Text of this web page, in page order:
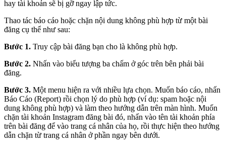
hay tài khoản sẽ bị gỡ ngay lập tức.
Thao tác báo cáo hoặc chặn nội dung không phù hợp từ một bài
đăng cụ thể như sau:
Bước 1. Truy cập bài đăng bạn cho là không phù hợp.
Bước 2. Nhấn vào biểu tượng ba chấm ở góc trên bên phải bài
đăng.
Bước 3. Một menu hiện ra với nhiều lựa chọn. Muốn báo cáo, nhấn
Báo Cáo (Report) rồi chọn lý do phù hợp (ví dụ: spam hoặc nội
dung không phù hợp) và làm theo hướng dẫn trên màn hình. Muốn
chặn tài khoản Instagram đăng bài đó, nhấn vào tên tài khoản phía
trên bài đăng để vào trang cá nhân của họ, rồi thực hiện theo hướng
dẫn chặn từ trang cá nhân ở phần ngay bên dưới.